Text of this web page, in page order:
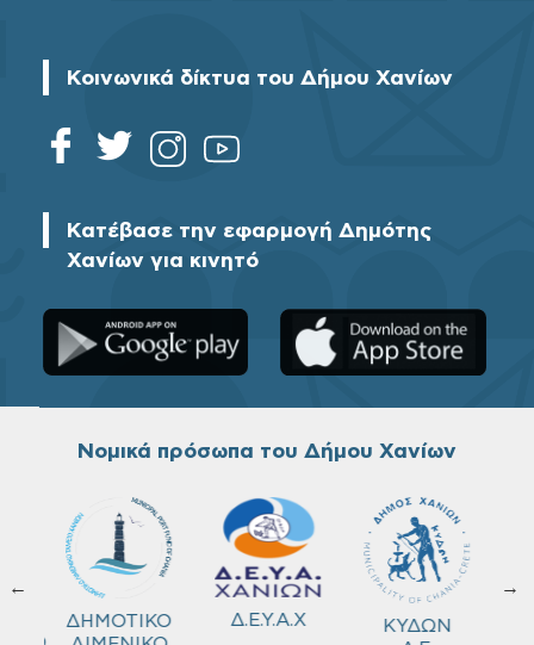
Κοινωνικά δίκτυα του Δήμου Χανίων
Κατέβασε την εφαρμογή Δημότης
Χανίων για κινητό
Νομικά πρόσωπα του Δήμου Χανίων
←
ΔΗΜΟΤΙΚΟ
Δ.Ε.Υ.Α.Χ
ΚΥΔΩΝ
→